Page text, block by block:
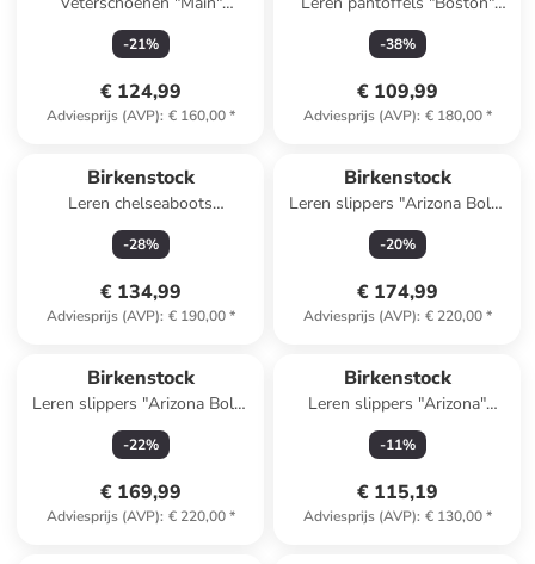
antraciet
-21%
€ 124,99
Adviesprijs (AVP): € 160,00*
lichtbruin - wijdte S
-38%
€ 109,99
Adviesprijs (AVP): € 180,00*
Birkenstock
Leren chelseaboots
"Highwood" bruin - wijdte S
-28%
€ 134,99
Adviesprijs (AVP): € 190,00*
Birkenstock
Leren slippers "Arizona Bold"
bruin
-20%
€ 174,99
Adviesprijs (AVP): € 220,00*
Birkenstock
Leren slippers "Arizona Bold"
zwart
-22%
€ 169,99
Adviesprijs (AVP): € 220,00*
Birkenstock
Leren slippers "Arizona"
lichtbruin
-11%
€ 115,19
Adviesprijs (AVP): € 130,00*